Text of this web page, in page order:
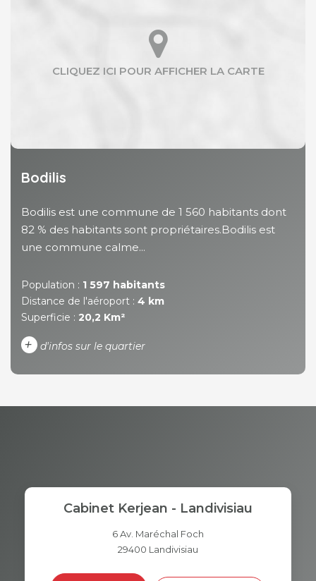
Bodilis
Bodilis est une commune de 1 560 habitants dont
82 % des habitants sont propriétaires.Bodilis est
une commune calme...
Population : 1 597 habitants
Distance de l'aéroport : 4 km
Superficie : 20,2 Km²
+ d'infos sur le quartier
TAXE FONCIÈRE
PART DES MÉNAGES SANS
VOITURE
Cabinet Kerjean - Landivisiau
6 Av. Maréchal Foch
29400 Landivisiau